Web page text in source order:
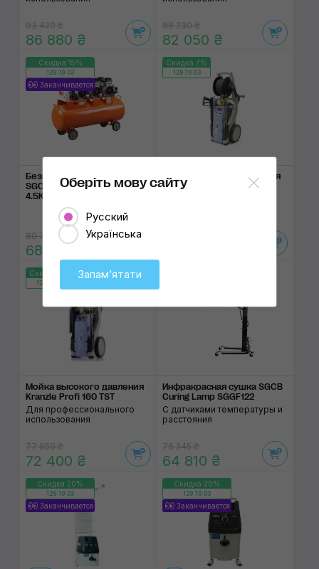
93 420 ₴
86 880 ₴
88 230 ₴
82 050 ₴
Скидка 15%
129:10:02
Заканчивается
Безмасляный компрессор
SGCB Mute Air Compressor
4.5KW
80 730 ₴
68 620 ₴
Скидка 7%
129:10:02
Мойка высокого давления
Kranzle Profi 175 TST
Скидка 7%
129:10:02
Мойка высокого давления
Kranzle Profi 160 TST
Для профессионального
использования
77 850 ₴
72 400 ₴
Инфракрасная сушка SGCB
Curing Lamp SGGF122
С датчиками температуры и
расстояния
76 245 ₴
64 810 ₴
Скидка 20%
129:10:02
Заканчивается
Скидка 20%
129:10:02
Заканчивается
Оберіть мову сайту
Русский
Українська
Запамʼятати